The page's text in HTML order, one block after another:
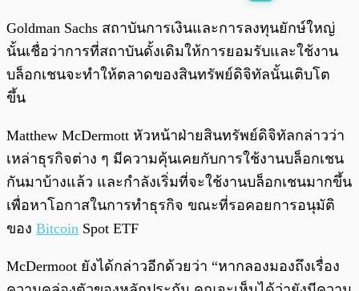
0:00 /0:00
Goldman Sachs สถาบันการเงินและการลงทุนยักษ์ใหญ่
นั้นเชื่อว่าการที่สถาบันดั้งเดิมให้การยอมรับและใช้งาน
บล็อกเชนจะทำให้ตลาดของสินทรัพย์ดิจิทัลนั้นเติบโต
ขึ้น
Matthew McDermott หัวหน้าฝ่ายสินทรัพย์ดิจิทัลกล่าวว่า
เหล่าธุรกิจต่าง ๆ มีความคุ้นเคยกับการใช้งานบล็อกเชน
กันมาบ้างแล้ว และกำลังเริ่มที่จะใช้งานบล็อกเชนมากขึ้น
เพื่อหาโอกาสในการทำธุรกิจ ขณะที่รอคอยการอนุมัติ
ของ Bitcoin Spot ETF
McDermoot ยังได้กล่าวอีกด้วยว่า “หากลองมองถึงเรื่อง